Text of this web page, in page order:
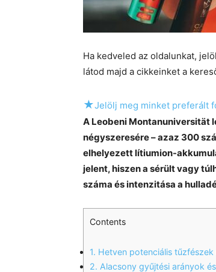
Ha kedveled az oldalunkat,
látod majd a cikkeinket a
★Jelölj meg minket preferált
A Leobeni Montanuniversität
négyszeresére – azaz 300
elhelyezett lítiumion-
jelent, hiszen a sérült vagy
száma és intenzitása a
Contents
1. Hetven potenciális
2. Alacsony gyűjtési arányok